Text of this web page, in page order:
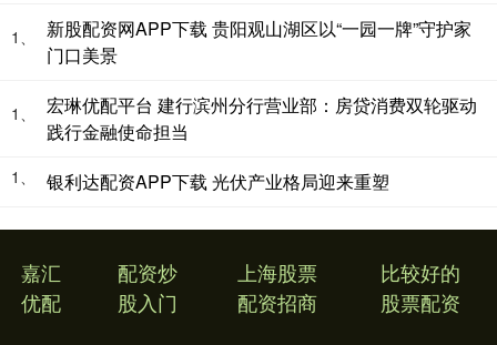
1、
新股配资网APP下载 贵阳观山湖区以“一园一牌”守护家
门口美景
1、
宏琳优配平台 建行滨州分行营业部：房贷消费双轮驱动
践行金融使命担当
1、 银利达配资APP下载 光伏产业格局迎来重塑
嘉汇
优配
配资炒
股入门
上海股票
配资招商
比较好的
股票配资